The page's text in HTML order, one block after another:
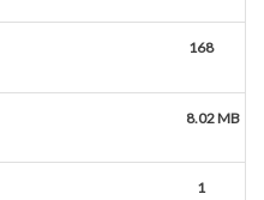
168
8.02 MB
1